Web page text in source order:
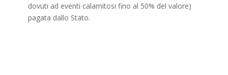
dovuti ad eventi calamitosi fino al 50% del valore)
pagata dallo Stato.